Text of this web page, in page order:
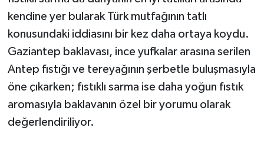
kendine yer bularak Türk mutfağının tatlı
konusundaki iddiasını bir kez daha ortaya koydu.
Gaziantep baklavası, ince yufkalar arasına serilen
Antep fıstığı ve tereyağının şerbetle buluşmasıyla
öne çıkarken; fıstıklı sarma ise daha yoğun fıstık
aromasıyla baklavanın özel bir yorumu olarak
değerlendiriliyor.